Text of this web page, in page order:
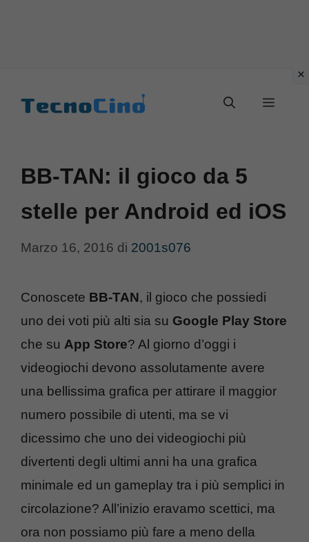
Menu
BB-TAN: il gioco da 5
stelle per Android ed iOS
Marzo 16, 2016 di 2001s076
Conoscete BB-TAN, il gioco che possiedi
uno dei voti più alti sia su Google Play Store
che su App Store? Al giorno d’oggi i
videogiochi devono assolutamente avere
una bellissima grafica per attirare il maggior
numero possibile di utenti, ma se vi
dicessimo che uno dei videogiochi più
divertenti degli ultimi anni ha una grafica
minimale ed un gameplay tra i più semplici in
circolazione? All’inizio eravamo scettici, ma
ora non possiamo più fare a meno della